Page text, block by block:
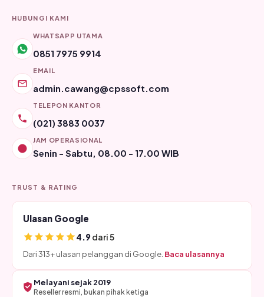
HUBUNGI KAMI
WHATSAPP UTAMA
0851 7975 9914
EMAIL
admin.cawang@cpssoft.com
TELEPON KANTOR
(021) 3883 0037
JAM OPERASIONAL
Senin - Sabtu, 08.00 - 17.00 WIB
TRUST & RATING
Ulasan Google
4.9dari 5
Dari 313+ ulasan pelanggan di Google. Baca ulasannya
Melayani sejak 2019
Reseller resmi, bukan pihak ketiga